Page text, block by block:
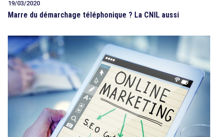
19/03/2020
Marre du démarchage téléphonique ? La CNIL aussi